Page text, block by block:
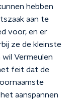
hebben
aan te
voor, en er
ze de kleinste
Vermeulen
feit dat de
aanspannen